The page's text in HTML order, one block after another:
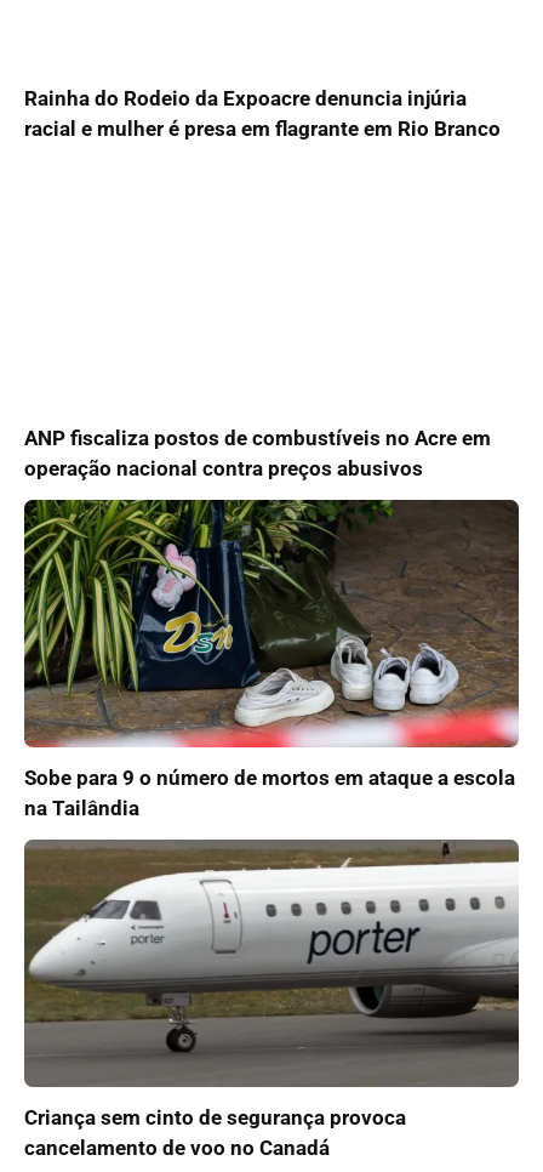
Rainha do Rodeio da Expoacre denuncia injúria
racial e mulher é presa em flagrante em Rio Branco
ANP fiscaliza postos de combustíveis no Acre em
operação nacional contra preços abusivos
Sobe para 9 o número de mortos em ataque a escola
na Tailândia
Criança sem cinto de segurança provoca
cancelamento de voo no Canadá